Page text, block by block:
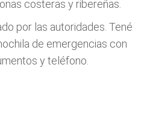
costeras y ribereñas.
por las autoridades. Tené
de emergencias con
y teléfono.